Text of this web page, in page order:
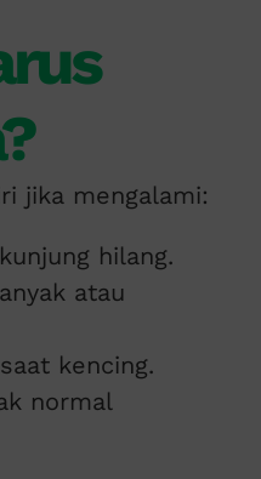
jika mengalami:
hilang.
atau
kencing.
normal